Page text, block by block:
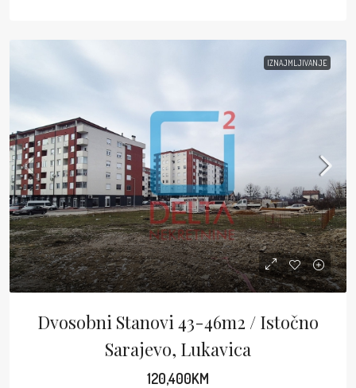
IZNAJMLJIVANJE
Dvosobni Stanovi 43-46m2 / Istočno
Sarajevo, Lukavica
120,400KM